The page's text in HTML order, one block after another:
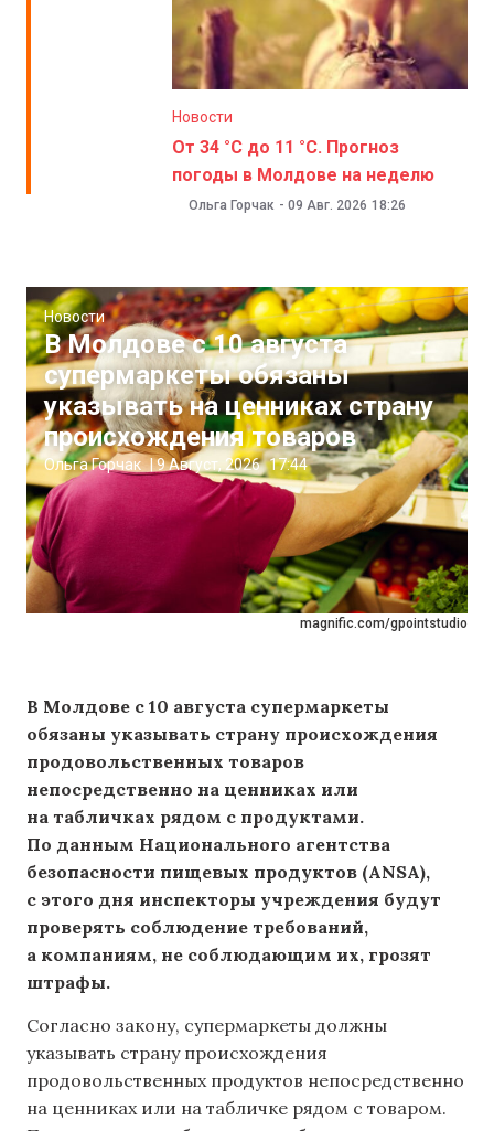
Новости
От 34 °C до 11 °C. Прогноз
погоды в Молдове на неделю
Ольга Горчак - 09 Авг. 2026 18:26
magnific.com/gpointstudio
Новости
В Молдове с 10 августа
супермаркеты обязаны
указывать на ценниках страну
происхождения товаров
Ольга Горчак |9 Август, 2026 17:44
В Молдове с 10 августа супермаркеты
обязаны указывать страну происхождения
продовольственных товаров
непосредственно на ценниках или
на табличках рядом с продуктами.
По данным Национального агентства
безопасности пищевых продуктов (ANSA),
с этого дня инспекторы учреждения будут
проверять соблюдение требований,
а компаниям, не соблюдающим их, грозят
штрафы.
Согласно закону, супермаркеты должны
указывать страну происхождения
продовольственных продуктов непосредственно
на ценниках или на табличке рядом с товаром.